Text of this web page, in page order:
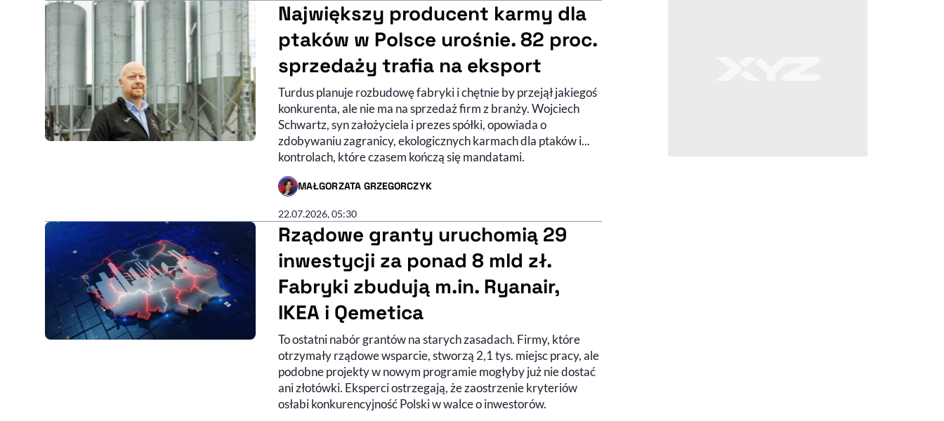
Największy producent karmy dla
ptaków w Polsce urośnie. 82 proc.
sprzedaży trafia na eksport
Turdus planuje rozbudowę fabryki i chętnie by przejął jakiegoś
konkurenta, ale nie ma na sprzedaż firm z branży. Wojciech
Schwartz, syn założyciela i prezes spółki, opowiada o
zdobywaniu zagranicy, ekologicznych karmach dla ptaków i...
kontrolach, które czasem kończą się mandatami.
MAŁGORZATA GRZEGORCZYK
- AUTOR ARTYKUŁU - PROFIL
22.07.2026, 05:30
Rządowe granty uruchomią 29
inwestycji za ponad 8 mld zł.
Fabryki zbudują m.in. Ryanair,
IKEA i Qemetica
To ostatni nabór grantów na starych zasadach. Firmy, które
otrzymały rządowe wsparcie, stworzą 2,1 tys. miejsc pracy, ale
podobne projekty w nowym programie mogłyby już nie dostać
ani złotówki. Eksperci ostrzegają, że zaostrzenie kryteriów
osłabi konkurencyjność Polski w walce o inwestorów.